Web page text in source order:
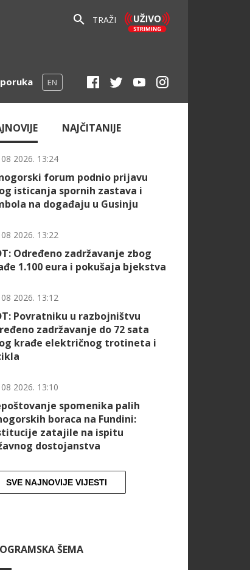
TRAŽI
EN
NAJČITANIJE
2026. 13:24
forum podnio prijavu
isticanja spornih zastava i
na događaju u Gusinju
2026. 13:22
Određeno zadržavanje zbog
1.100 eura i pokušaja bjekstva
2026. 13:12
Povratniku u razbojništvu
zadržavanje do 72 sata
krađe električnog trotineta i
2026. 13:10
spomenika palih
boraca na Fundini:
zatajile na ispitu
dostojanstva
SVE NAJNOVIJE VIJESTI
ŠEMA